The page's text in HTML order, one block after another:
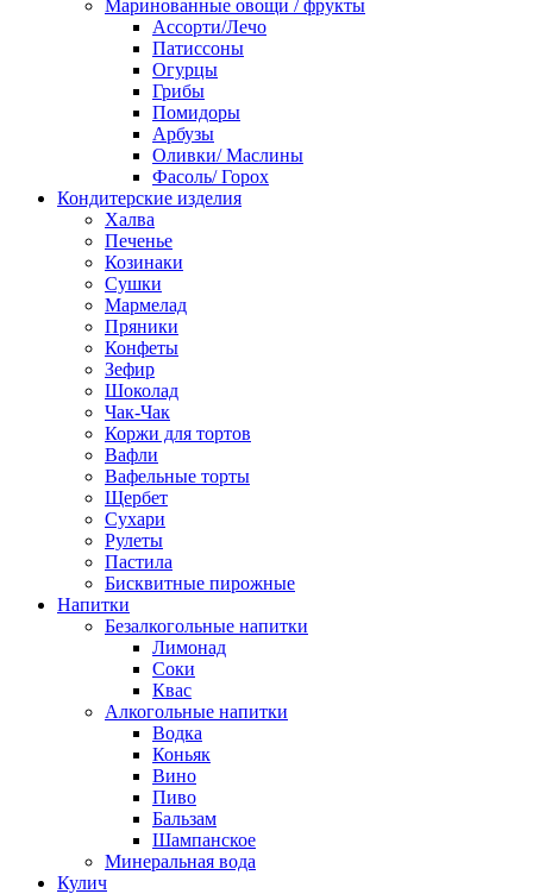
Маринованные овощи / фрукты
Ассорти/Лечо
Патиссоны
Огурцы
Грибы
Помидоры
Арбузы
Оливки/ Маслины
Фасоль/ Горох
Кондитерские изделия
Халва
Печенье
Козинаки
Сушки
Мармелад
Пряники
Конфеты
Зефир
Шоколад
Чак-Чак
Коржи для тортов
Вафли
Вафельные торты
Щербет
Сухари
Рулеты
Пастила
Бисквитные пирожные
Напитки
Безалкогольные напитки
Лимонад
Соки
Квас
Алкогольные напитки
Водка
Коньяк
Вино
Пиво
Бальзам
Шампанское
Минеральная вода
Кулич